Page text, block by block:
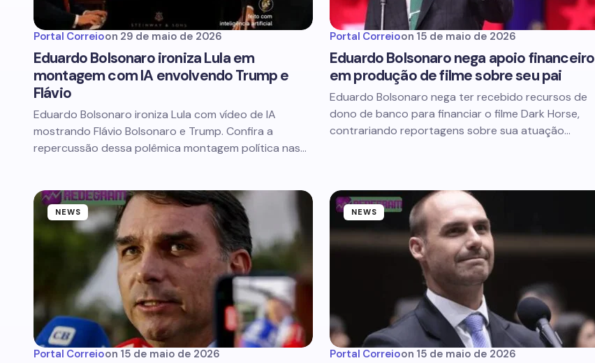
Portal Correioon 29 de maio de 2026
Eduardo Bolsonaro ironiza Lula em
montagem com IA envolvendo Trump e
Flávio
Eduardo Bolsonaro ironiza Lula com vídeo de IA
mostrando Flávio Bolsonaro e Trump. Confira a
repercussão dessa polêmica montagem política nas…
Portal Correioon 15 de maio de 2026
Eduardo Bolsonaro nega apoio financeiro
em produção de filme sobre seu pai
Eduardo Bolsonaro nega ter recebido recursos de
dono de banco para financiar o filme Dark Horse,
contrariando reportagens sobre sua atuação…
NEWS
Portal Correioon 15 de maio de 2026
NEWS
Portal Correioon 15 de maio de 2026